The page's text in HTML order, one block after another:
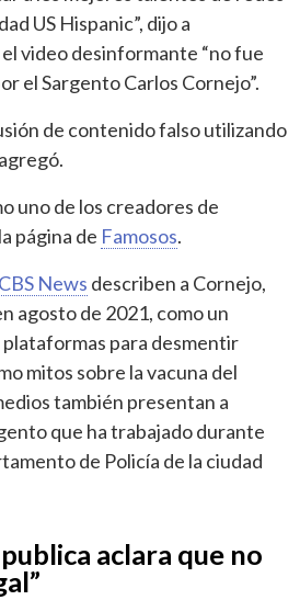
US Hispanic”, dijo a
video desinformante “no fue
el Sargento Carlos Cornejo”.
de contenido falso utilizando
uno de los creadores de
página de Famosos.
CBS News describen a Cornejo,
agosto de 2021, como un
plataformas para desmentir
mitos sobre la vacuna del
también presentan a
que ha trabajado durante
de Policía de la ciudad
aclara que no